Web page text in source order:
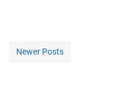
Newer Posts